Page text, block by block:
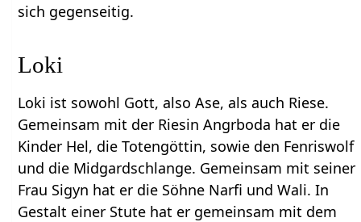
sich gegenseitig.
Loki
Loki ist sowohl Gott, also Ase, als auch Riese.
Gemeinsam mit der Riesin Angrboda hat er die
Kinder Hel, die Totengöttin, sowie den Fenriswolf
und die Midgardschlange. Gemeinsam mit seiner
Frau Sigyn hat er die Söhne Narfi und Wali. In
Gestalt einer Stute hat er gemeinsam mit dem